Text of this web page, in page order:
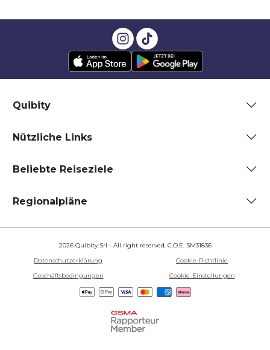
Quibity
Nützliche Links
Beliebte Reiseziele
Regionalpläne
2026 Quibity Srl - All right reserved. C.O.E. SM31836
Datenschutzerklärung
Cookie-Richtlinie
Geschäftsbedingungen
Cookie-Einstellungen